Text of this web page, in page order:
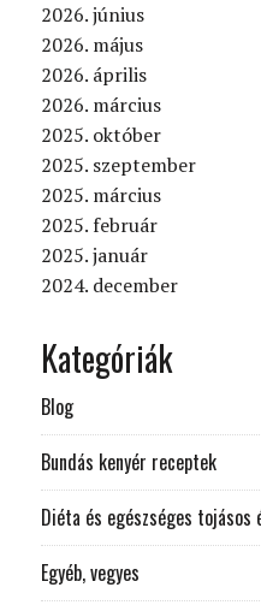
2026. június
2026. május
2026. április
2026. március
2025. október
2025. szeptember
2025. március
2025. február
2025. január
2024. december
Kategóriák
Blog
Bundás kenyér receptek
Diéta és egészséges tojásos
Egyéb, vegyes